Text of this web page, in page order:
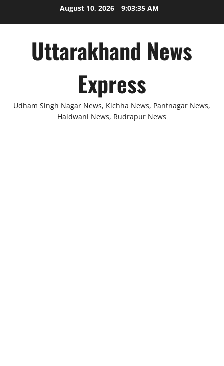
August 10, 2026 9:03:35 AM
Uttarakhand News
Express
Udham Singh Nagar News, Kichha News, Pantnagar News,
Haldwani News, Rudrapur News